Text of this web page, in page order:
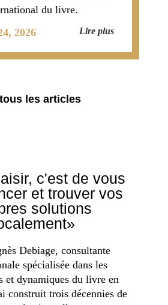
2026
du livre.
aux cessions
qua
Lire plus
les articles
c'est de vous
et trouver vos
solutions
Debiage, consultante
spécialisée dans les
et dynamiques du livre en
construit trois décennies de